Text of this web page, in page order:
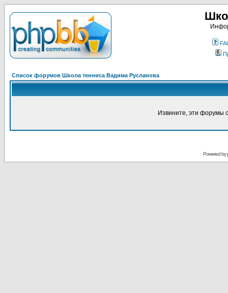
Список форумов Школа тенниса Вадима Русланова
Извините, эти форумы
Powered by